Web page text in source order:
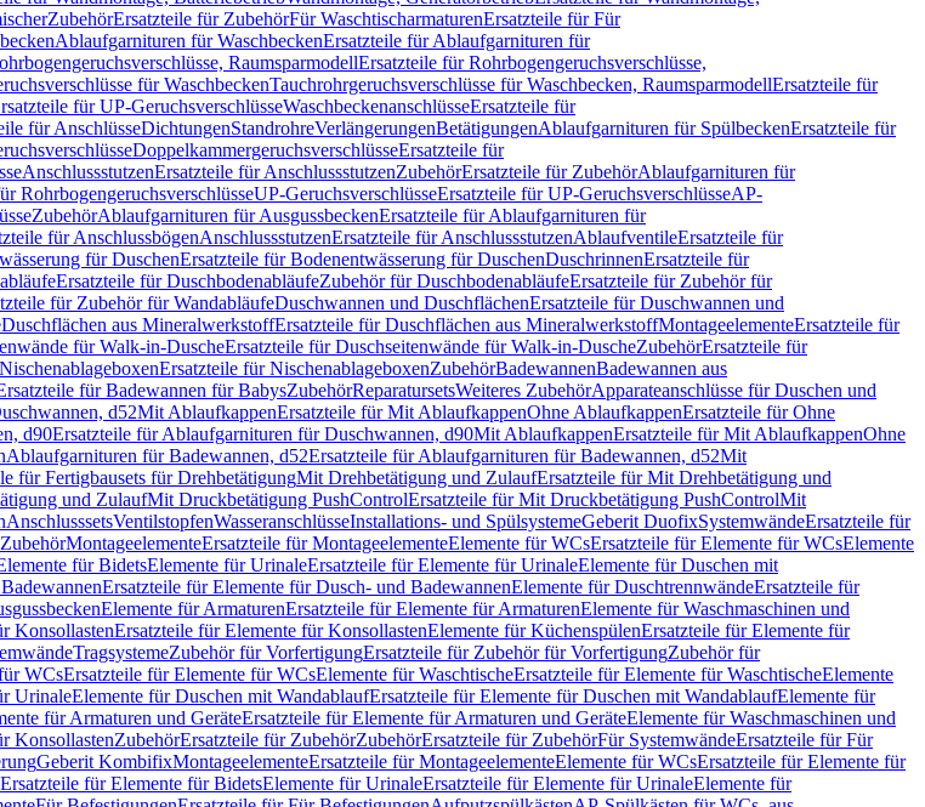
ZubehörErsatzteile für ZubehörFür WaschtischarmaturenErsatzteile für Für
Ablaufgarnituren für WaschbeckenErsatzteile für Ablaufgarnituren für
RaumsparmodellErsatzteile für Rohrbogengeruchsverschlüsse,
für WaschbeckenTauchrohrgeruchsverschlüsse für Waschbecken, RaumsparmodellErsatzteile für
für UP-GeruchsverschlüsseWaschbeckenanschlüsseErsatzteile für
für AnschlüsseDichtungenStandrohreVerlängerungenBetätigungenAblaufgarnituren für SpülbeckenErsatzteile für
DoppelkammergeruchsverschlüsseErsatzteile für
AnschlussstutzenErsatzteile für AnschlussstutzenZubehörErsatzteile für ZubehörAblaufgarnituren für
RohrbogengeruchsverschlüsseUP-GeruchsverschlüsseErsatzteile für UP-GeruchsverschlüsseAP-
ZubehörAblaufgarnituren für AusgussbeckenErsatzteile für Ablaufgarnituren für
für AnschlussbögenAnschlussstutzenErsatzteile für AnschlussstutzenAblaufventileErsatzteile für
für DuschenErsatzteile für Bodenentwässerung für DuschenDuschrinnenErsatzteile für
Ersatzteile für DuschbodenabläufeZubehör für DuschbodenabläufeErsatzteile für Zubehör für
für Zubehör für WandabläufeDuschwannen und DuschflächenErsatzteile für Duschwannen und
Duschflächen aus MineralwerkstoffErsatzteile für Duschflächen aus MineralwerkstoffMontageelementeErsatzteile für
für Walk-in-DuscheErsatzteile für Duschseitenwände für Walk-in-DuscheZubehörErsatzteile für
NischenablageboxenErsatzteile für NischenablageboxenZubehörBadewannenBadewannen aus
für Badewannen für BabysZubehörReparatursetsWeiteres ZubehörApparateanschlüsse für Duschen und
d52Mit AblaufkappenErsatzteile für Mit AblaufkappenOhne AblaufkappenErsatzteile für Ohne
d90Ersatzteile für Ablaufgarnituren für Duschwannen, d90Mit AblaufkappenErsatzteile für Mit AblaufkappenOhne
Ablaufgarnituren für Badewannen, d52Ersatzteile für Ablaufgarnituren für Badewannen, d52Mit
für Fertigbausets für DrehbetätigungMit Drehbetätigung und ZulaufErsatzteile für Mit Drehbetätigung und
und ZulaufMit Druckbetätigung PushControlErsatzteile für Mit Druckbetätigung PushControlMit
AnschlusssetsVentilstopfenWasseranschlüsseInstallations- und SpülsystemeGeberit DuofixSystemwändeErsatzteile für
MontageelementeErsatzteile für MontageelementeElemente für WCsErsatzteile für Elemente für WCsElemente
für BidetsElemente für UrinaleErsatzteile für Elemente für UrinaleElemente für Duschen mit
Ersatzteile für Elemente für Dusch- und BadewannenElemente für DuschtrennwändeErsatzteile für
Elemente für ArmaturenErsatzteile für Elemente für ArmaturenElemente für Waschmaschinen und
KonsollastenErsatzteile für Elemente für KonsollastenElemente für KüchenspülenErsatzteile für Elemente für
TragsystemeZubehör für VorfertigungErsatzteile für Zubehör für VorfertigungZubehör für
WCsErsatzteile für Elemente für WCsElemente für WaschtischeErsatzteile für Elemente für WaschtischeElemente
UrinaleElemente für Duschen mit WandablaufErsatzteile für Elemente für Duschen mit WandablaufElemente für
für Armaturen und GeräteErsatzteile für Elemente für Armaturen und GeräteElemente für Waschmaschinen und
KonsollastenZubehörErsatzteile für ZubehörZubehörErsatzteile für ZubehörFür SystemwändeErsatzteile für Für
Geberit KombifixMontageelementeErsatzteile für MontageelementeElemente für WCsErsatzteile für Elemente für
Ersatzteile für Elemente für BidetsElemente für UrinaleErsatzteile für Elemente für UrinaleElemente für